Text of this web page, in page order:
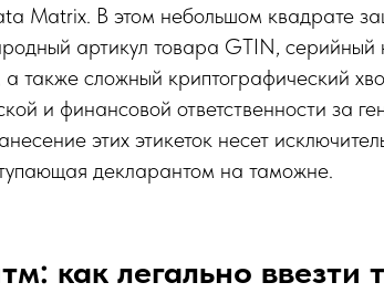
Matrix. В этом небольшом квадрате
артикул товара GTIN, серийный
также сложный криптографический
и финансовой ответственности за
этих этикеток несет
декларантом на таможне.
как легально ввезти